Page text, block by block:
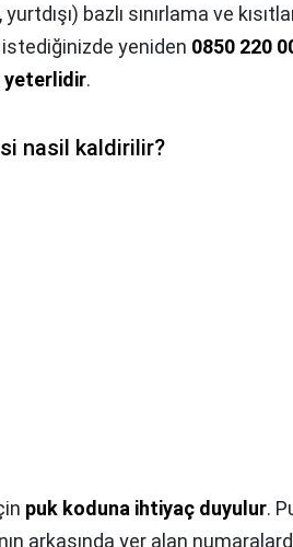
bazlı sınırlama ve
yeniden 0850 220
yeterlidir.
nasil kaldirilir?
puk koduna ihtiyaç duyulur.
arkasında yer alan